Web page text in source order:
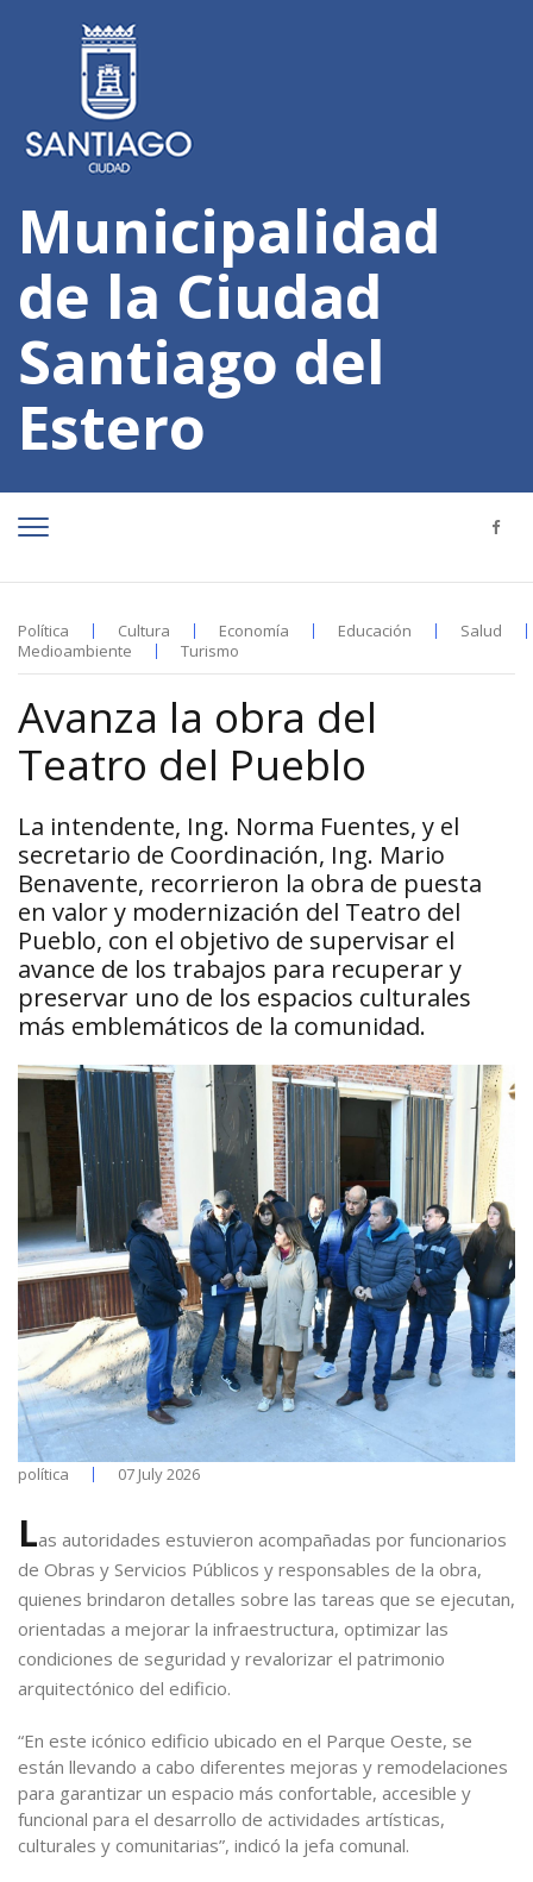
Municipalidad
de la Ciudad
Santiago del
Estero
Política Cultura Economía Educación
Salud
Medioambiente
Turismo
Avanza la obra del
Teatro del Pueblo
La intendente, Ing. Norma Fuentes, y el
secretario de Coordinación, Ing. Mario
Benavente, recorrieron la obra de puesta
en valor y modernización del Teatro del
Pueblo, con el objetivo de supervisar el
avance de los trabajos para recuperar y
preservar uno de los espacios culturales
más emblemáticos de la comunidad.
política 07 July 2026
Las autoridades estuvieron acompañadas por funcionarios
de Obras y Servicios Públicos y responsables de la obra,
quienes brindaron detalles sobre las tareas que se ejecutan,
orientadas a mejorar la infraestructura, optimizar las
condiciones de seguridad y revalorizar el patrimonio
arquitectónico del edificio.
“En este icónico edificio ubicado en el Parque Oeste, se
están llevando a cabo diferentes mejoras y remodelaciones
para garantizar un espacio más confortable, accesible y
funcional para el desarrollo de actividades artísticas,
culturales y comunitarias”, indicó la jefa comunal.